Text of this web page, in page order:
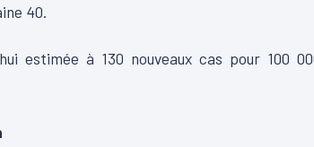
40.
estimée à 130 nouveaux cas pour 100